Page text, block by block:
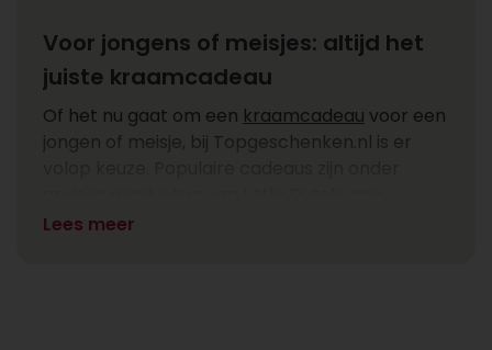
Voor jongens of meisjes: altijd het
juiste kraamcadeau
Of het nu gaat om een kraamcadeau voor een
jongen of meisje, bij Topgeschenken.nl is er
speelkubus of een zachte knuffel. Wil je iets
Lees meer